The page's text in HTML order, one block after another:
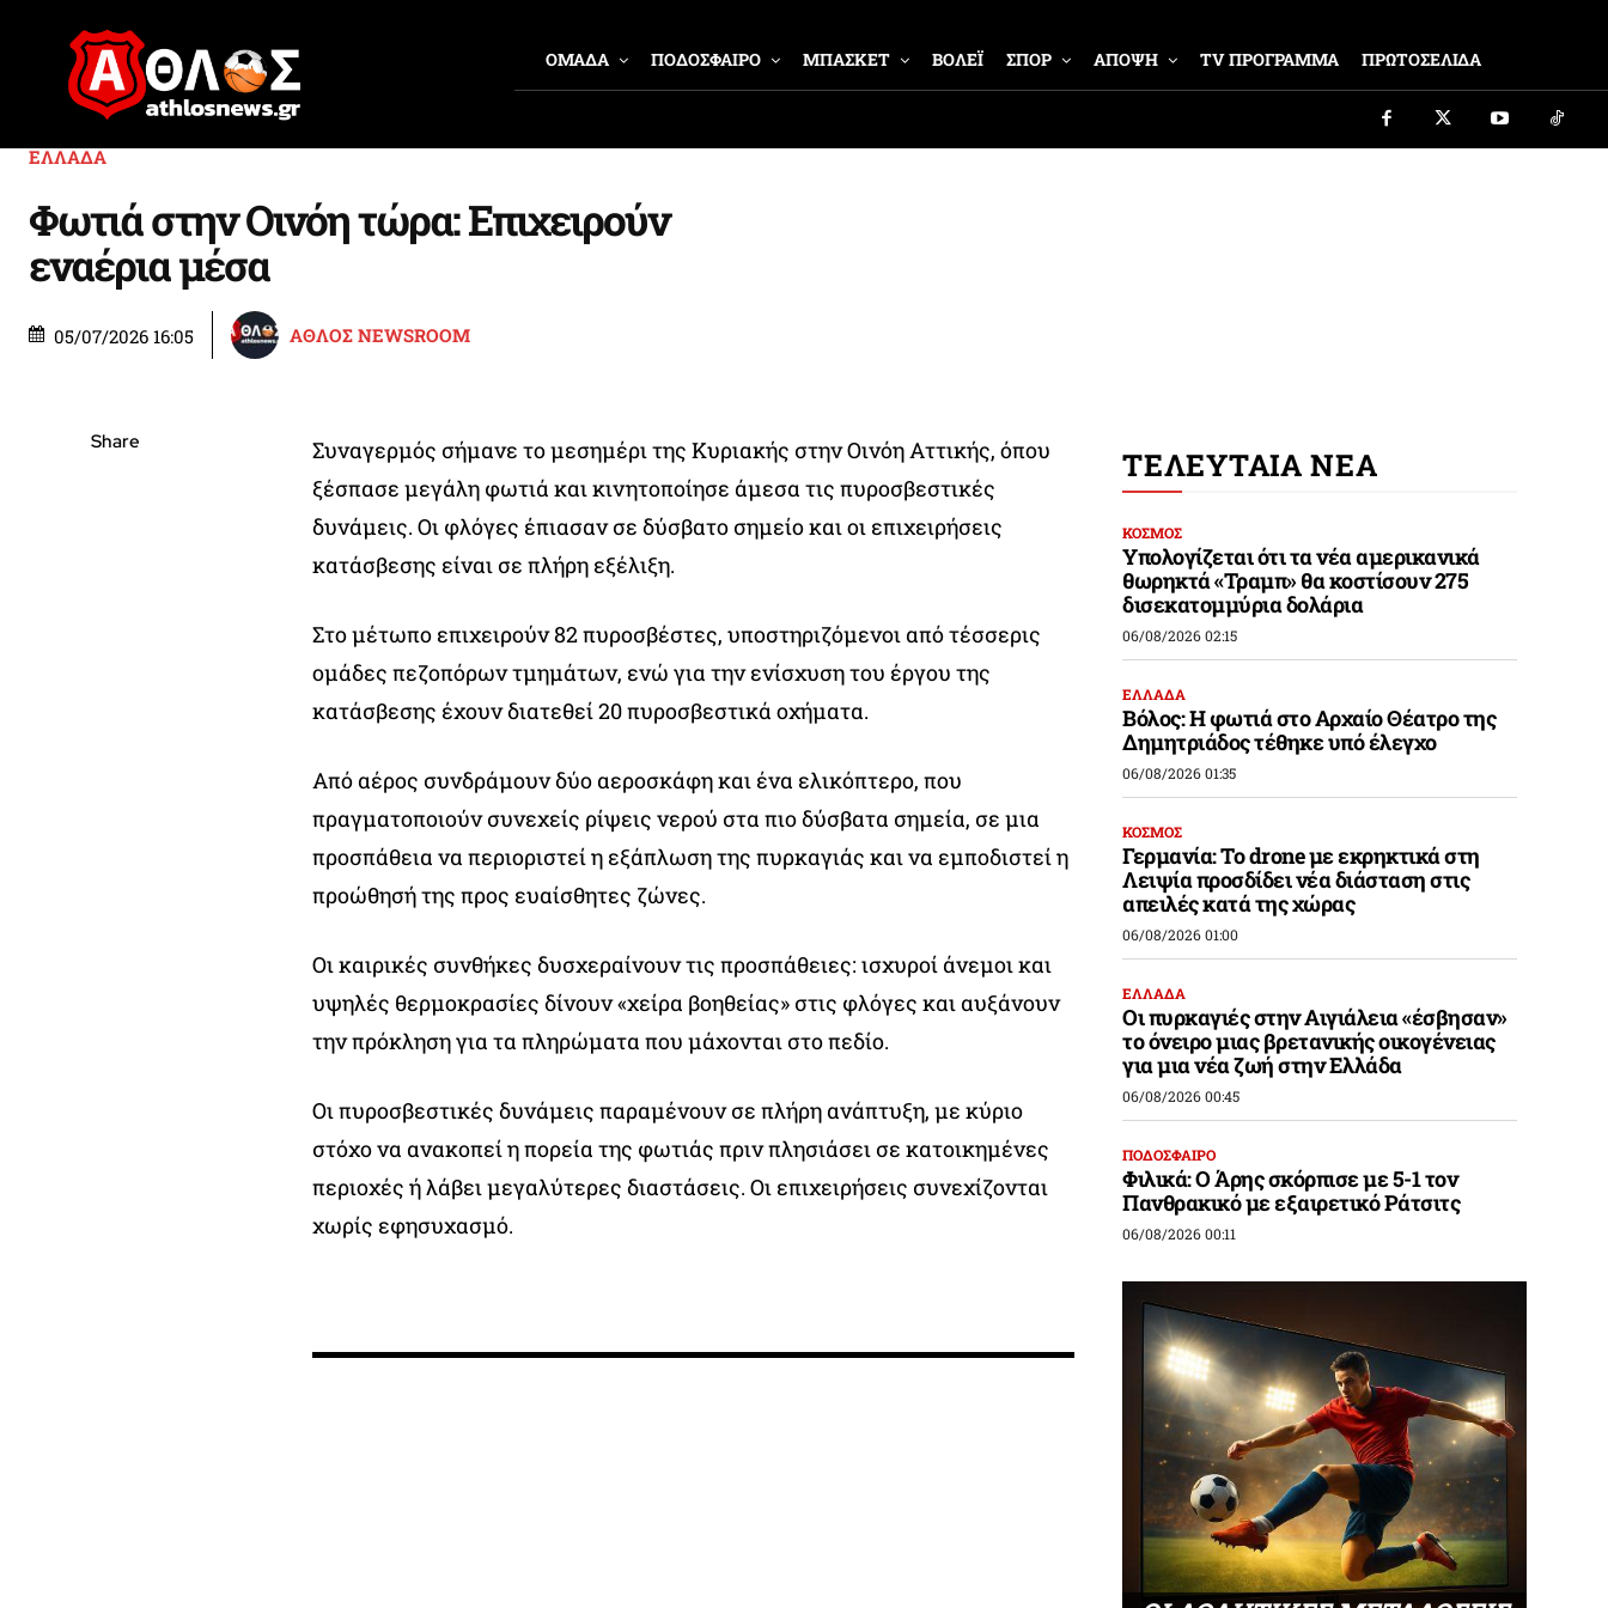
ΟΜΑΔΑ ΠΟΔΟΣΦΑΙΡΟ ΜΠΑΣΚΕΤ ΒΟΛΕΪ ΣΠΟΡ ΑΠΟΨΗ TV ΠΡΟΓΡΑΜΜΑ ΠΡΩΤΟΣΕΛΙΔΑ
ΕΛΛΑΔΑ
Φωτιά στην Οινόη τώρα: Επιχειρούν
εναέρια μέσα
05/07/2026 16:05 ΑΘΛΟΣ NEWSROOM
Share
Συναγερμός σήμανε το μεσημέρι της Κυριακής στην Οινόη Αττικής, όπου
ξέσπασε μεγάλη φωτιά και κινητοποίησε άμεσα τις πυροσβεστικές
δυνάμεις. Οι φλόγες έπιασαν σε δύσβατο σημείο και οι επιχειρήσεις
κατάσβεσης είναι σε πλήρη εξέλιξη.
Στο μέτωπο επιχειρούν 82 πυροσβέστες, υποστηριζόμενοι από τέσσερις
ομάδες πεζοπόρων τμημάτων, ενώ για την ενίσχυση του έργου της
κατάσβεσης έχουν διατεθεί 20 πυροσβεστικά οχήματα.
Από αέρος συνδράμουν δύο αεροσκάφη και ένα ελικόπτερο, που
πραγματοποιούν συνεχείς ρίψεις νερού στα πιο δύσβατα σημεία, σε μια
προσπάθεια να περιοριστεί η εξάπλωση της πυρκαγιάς και να εμποδιστεί η
προώθησή της προς ευαίσθητες ζώνες.
Οι καιρικές συνθήκες δυσχεραίνουν τις προσπάθειες: ισχυροί άνεμοι και
υψηλές θερμοκρασίες δίνουν «χείρα βοηθείας» στις φλόγες και αυξάνουν
την πρόκληση για τα πληρώματα που μάχονται στο πεδίο.
Οι πυροσβεστικές δυνάμεις παραμένουν σε πλήρη ανάπτυξη, με κύριο
στόχο να ανακοπεί η πορεία της φωτιάς πριν πλησιάσει σε κατοικημένες
περιοχές ή λάβει μεγαλύτερες διαστάσεις. Οι επιχειρήσεις συνεχίζονται
χωρίς εφησυχασμό.
ΤΕΛΕΥΤΑΙΑ ΝΕΑ
ΚΟΣΜΟΣ
Υπολογίζεται ότι τα νέα αμερικανικά
θωρηκτά «Τραμπ» θα κοστίσουν 275
δισεκατομμύρια δολάρια
06/08/2026 02:15
ΕΛΛΑΔΑ
Βόλος: Η φωτιά στο Αρχαίο Θέατρο της
Δημητριάδος τέθηκε υπό έλεγχο
06/08/2026 01:35
ΚΟΣΜΟΣ
Γερμανία: Το drone με εκρηκτικά στη
Λειψία προσδίδει νέα διάσταση στις
απειλές κατά της χώρας
06/08/2026 01:00
ΕΛΛΑΔΑ
Οι πυρκαγιές στην Αιγιάλεια «έσβησαν»
το όνειρο μιας βρετανικής οικογένειας
για μια νέα ζωή στην Ελλάδα
06/08/2026 00:45
ΠΟΔΟΣΦΑΙΡΟ
Φιλικά: Ο Άρης σκόρπισε με 5-1 τον
Πανθρακικό με εξαιρετικό Ράτσιτς
06/08/2026 00:11